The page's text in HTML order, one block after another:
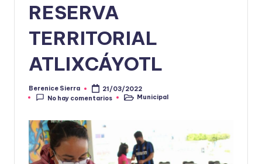
RESERVA
TERRITORIAL
ATLIXCÁYOTL
Publicado
por
Berenice Sierra
21/03/2022
No hay comentarios
Publicado
Municipal